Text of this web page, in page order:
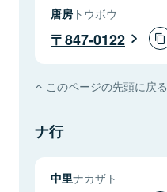
唐房 トウボウ
847-0122
このページの先頭に戻る
ナ行
中里ナカザト